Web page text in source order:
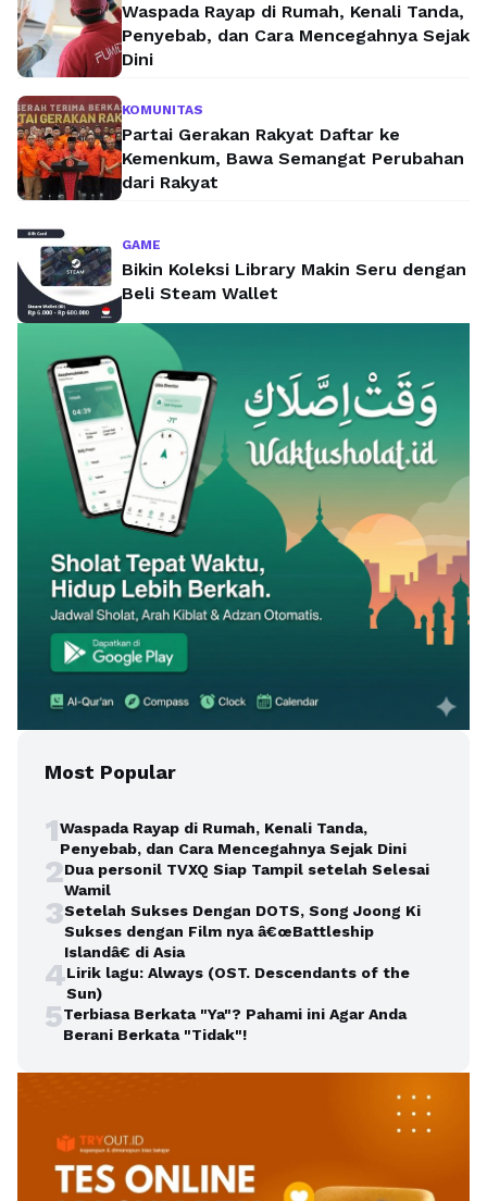
Waspada Rayap di Rumah, Kenali Tanda,
Penyebab, dan Cara Mencegahnya Sejak
Dini
KOMUNITAS
Partai Gerakan Rakyat Daftar ke
Kemenkum, Bawa Semangat Perubahan
dari Rakyat
GAME
Bikin Koleksi Library Makin Seru dengan
Beli Steam Wallet
Most Popular
1Waspada Rayap di Rumah, Kenali Tanda,
Penyebab, dan Cara Mencegahnya Sejak Dini
2Dua personil TVXQ Siap Tampil setelah Selesai
Wamil
3Setelah Sukses Dengan DOTS, Song Joong Ki
Sukses dengan Film nya â€œBattleship
Islandâ€ di Asia
4Lirik lagu: Always (OST. Descendants of the
Sun)
5Terbiasa Berkata "Ya"? Pahami ini Agar Anda
Berani Berkata "Tidak"!